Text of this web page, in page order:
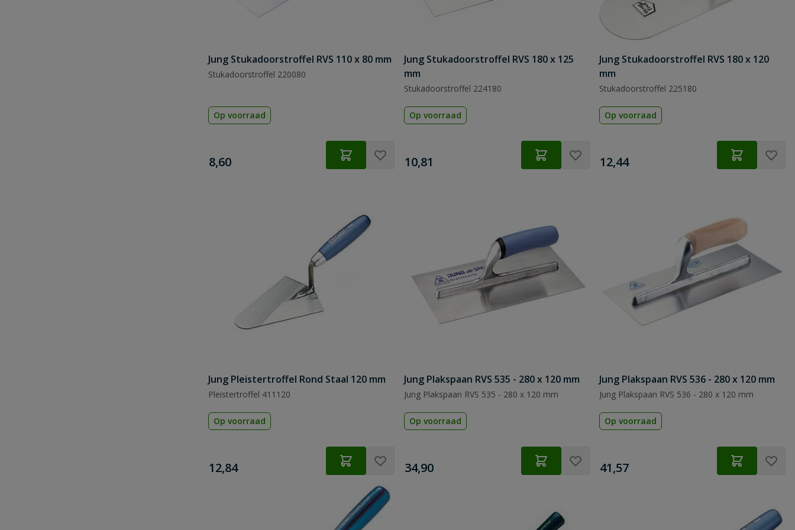
Jung Stukadoorstroffel RVS 110 x 80 mm
Stukadoorstroffel 220080
Op voorraad
€
8,60
Jung Stukadoorstroffel RVS 180 x 125
mm
Stukadoorstroffel 224180
Op voorraad
€
10,81
Jung Stukadoorstroffel RVS 180 x 120
mm
Stukadoorstroffel 225180
Op voorraad
€
12,44
Jung Pleistertroffel Rond Staal 120 mm
Pleistertroffel 411120
Op voorraad
€
12,84
Jung Plakspaan RVS 535 - 280 x 120 mm
Jung Plakspaan RVS 535 - 280 x 120 mm
Op voorraad
€
34,90
Jung Plakspaan RVS 536 - 280 x 120 mm
Jung Plakspaan RVS 536 - 280 x 120 mm
Op voorraad
€
41,57